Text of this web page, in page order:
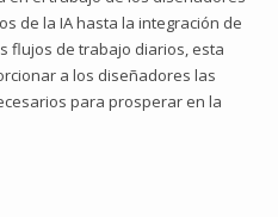
de la IA hasta la integración de
flujos de trabajo diarios, esta
a los diseñadores las
para prosperar en la